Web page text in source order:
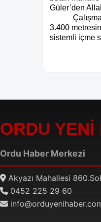
Güler’den
3.400
sistemli içme
ORDU YENİ
Ordu Haber Merkezi
Akyazı Mahallesi
0452 225 29 60